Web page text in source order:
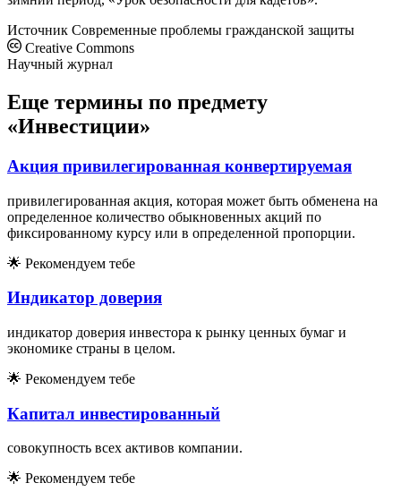
Источник Современные проблемы гражданской защиты
Creative Commons
Научный журнал
Еще термины по предмету
«Инвестиции»
Акция привилегированная конвертируемая
привилегированная акция, которая может быть обменена на
определенное количество обыкновенных акций по
фиксированному курсу или в определенной пропорции.
🌟 Рекомендуем тебе
Индикатор доверия
индикатор доверия инвестора к рынку ценных бумаг и
экономике страны в целом.
🌟 Рекомендуем тебе
Капитал инвестированный
совокупность всех активов компании.
🌟 Рекомендуем тебе